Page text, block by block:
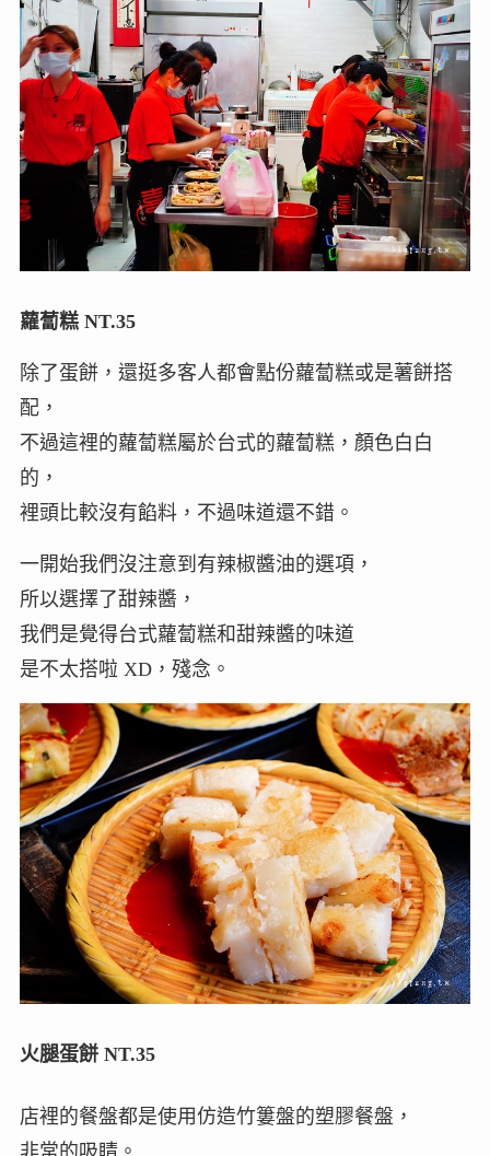
蘿蔔糕 NT.35
除了蛋餅，還挺多客人都會點份蘿蔔糕或是薯餅搭
配，
不過這裡的蘿蔔糕屬於台式的蘿蔔糕，顏色白白
的，
裡頭比較沒有餡料，不過味道還不錯。
一開始我們沒注意到有辣椒醬油的選項，
所以選擇了甜辣醬，
我們是覺得台式蘿蔔糕和甜辣醬的味道
是不太搭啦 XD，殘念。
火腿蛋餅 NT.35
店裡的餐盤都是使用仿造竹簍盤的塑膠餐盤，
非常的吸睛。